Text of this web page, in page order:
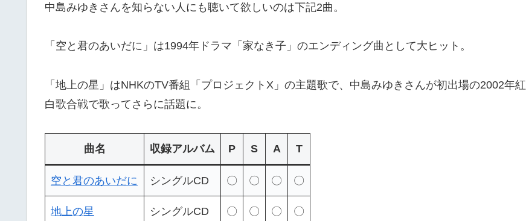
中島みゆきさんを知らない人にも聴いて欲しいのは下記2曲。
「空と君のあいだに」は1994年ドラマ「家なき子」のエンディング曲として大ヒット。
「地上の星」はNHKのTV番組「プロジェクトX」の主題歌で、中島みゆきさんが初出場の2002年紅
白歌合戦で歌ってさらに話題に。
曲名 収録アルバム P S A T
空と君のあいだに シングルCD 〇 〇 〇 〇
地上の星 シングルCD 〇 〇 〇 〇